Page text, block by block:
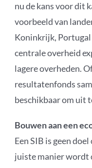
nu de kans voor dit
voorbeeld van
Koninkrijk,
centrale overheid
lagere overheden.
resultatenfonds
beschikbaar om uit
Bouwen aan een
Een SIB is geen
juiste manier wordt